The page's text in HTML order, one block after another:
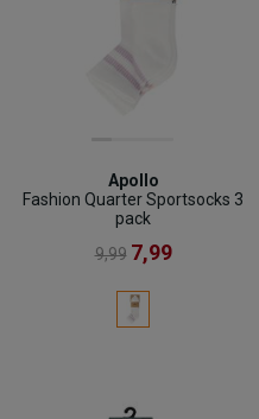
Apollo
Fashion Quarter Sportsocks 3
pack
9,99 7,99